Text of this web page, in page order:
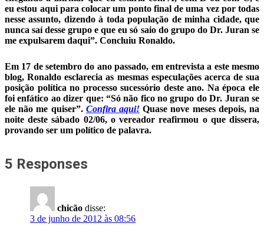
eu estou aqui para colocar um ponto final de uma vez por todas
nesse assunto, dizendo à toda população de minha cidade, que
nunca saí desse grupo e que eu só saio do grupo do Dr. Juran se
me expulsarem daqui”. Concluiu Ronaldo.
Em 17 de setembro do ano passado, em entrevista a este mesmo
blog, Ronaldo esclarecia as mesmas especulações acerca de sua
posição política no processo sucessório deste ano. Na época ele
foi enfático ao dizer que: “Só não fico no grupo do Dr. Juran se
ele não me quiser”. Confira aqui! Quase nove meses depois, na
noite deste sábado 02/06, o vereador reafirmou o que dissera,
provando ser um político de palavra.
5 Responses
chicão disse:
3 de junho de 2012 às 08:56